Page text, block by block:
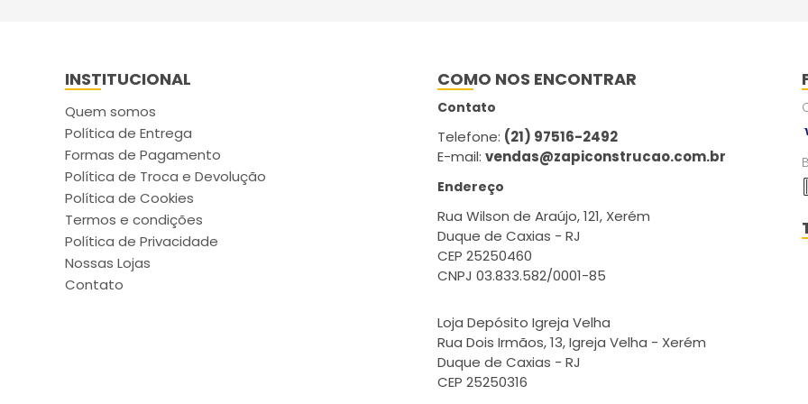
INSTITUCIONAL
Quem somos
Política de Entrega
Formas de Pagamento
Política de Troca e Devolução
Política de Cookies
Termos e condições
Política de Privacidade
Nossas Lojas
Contato
COMO NOS ENCONTRAR
Contato
Telefone: (21) 97516-2492
E-mail:vendas@zapiconstrucao.com.br
Endereço
Rua Wilson de Araújo, 121, Xerém
Duque de Caxias - RJ
CEP 25250460
CNPJ 03.833.582/0001-85
Loja Depósito Igreja Velha
Rua Dois Irmãos, 13, Igreja Velha - Xerém
Duque de Caxias - RJ
CEP 25250316